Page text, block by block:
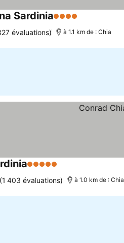
Sardinia4 Étoiles
évaluations) à 1.1 km de : Chia
5 Étoiles
(1 403 évaluations) à 1.0 km de : Chia